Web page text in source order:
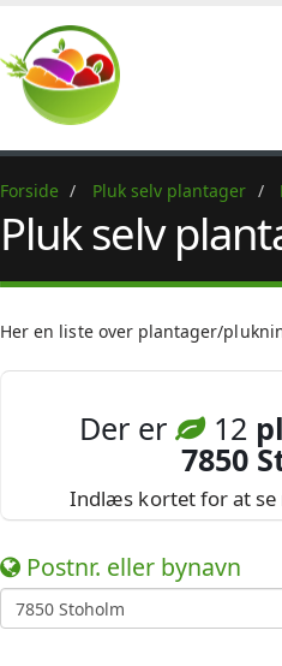
Forside Pluk selv plantager
Pluk selv
Her en liste over plantager/
Der er 12
7850
Indlæs kortet for at se
Postnr. eller bynavn